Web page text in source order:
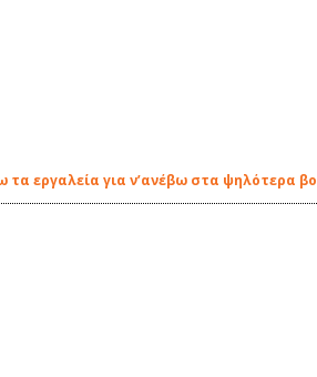
τα εργαλεία για ν’ανέβω στα ψηλότερα